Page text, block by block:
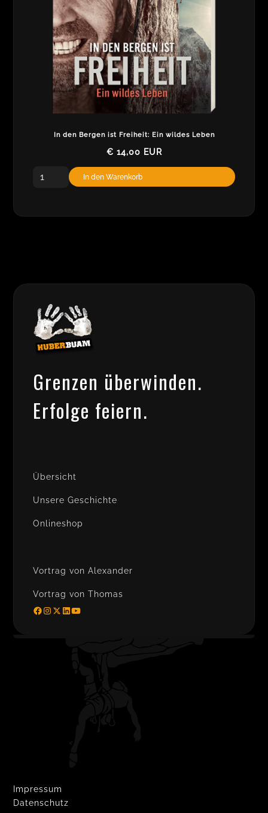
In den Bergen ist Freiheit: Ein wildes Leben
€ 14,00 EUR
Grenzen überwinden.
Erfolge feiern.
Übersicht
Unsere Geschichte
Onlineshop
Vortrag von Alexander
Vortrag von Thomas
Impressum
Datenschutz